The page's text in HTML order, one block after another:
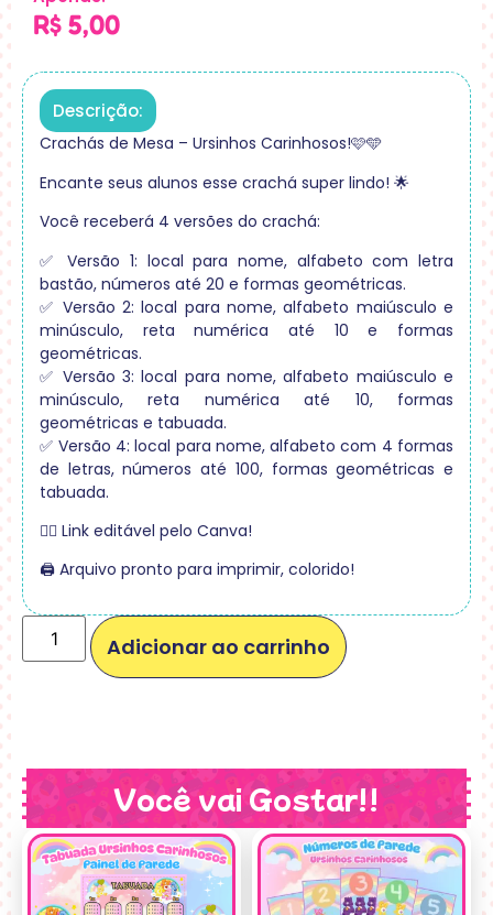
R$ 5,00
Descrição:
Crachás de Mesa – Ursinhos Carinhosos!🩷🩵
Encante seus alunos esse crachá super lindo! 🌟
Você receberá 4 versões do crachá:
✅ Versão 1: local para nome, alfabeto com letra
bastão, números até 20 e formas geométricas.
✅ Versão 2: local para nome, alfabeto maiúsculo e
minúsculo, reta numérica até 10 e formas
geométricas.
✅ Versão 3: local para nome, alfabeto maiúsculo e
minúsculo, reta numérica até 10, formas
geométricas e tabuada.
✅ Versão 4: local para nome, alfabeto com 4 formas
de letras, números até 100, formas geométricas e
tabuada.
⛓️‍💥 Link editável pelo Canva!
🖨️ Arquivo pronto para imprimir, colorido!
Adicionar ao carrinho
Você vai Gostar!!